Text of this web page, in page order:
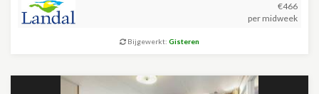
€466
per midweek
Bijgewerkt: Gisteren